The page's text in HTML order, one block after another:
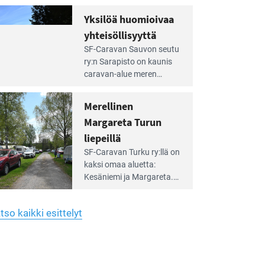
käyttöön­sä osan kunnan
viiden hehtaarin
virkistysalueesta.
Yksilöä huomioivaa
yhteisöllisyyttä
SF-Caravan Sauvon seutu
ry:n Sarapisto on kaunis
caravan-alue meren
on 130 sähköllä
varustettua caravan-paik­
kaa sekä kymmenen
paikkaa ilman sähköä.
Merellinen
Margareta Turun
liepeillä
SF-Caravan Turku ry:llä on
kaksi omaa aluet­ta:
Kesäniemi ja Margareta.
kaikki esittelyt